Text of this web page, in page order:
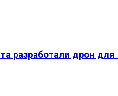
разработали дрон